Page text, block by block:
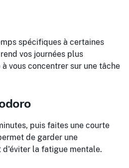
spécifiques à certaines
vos journées plus
vous concentrer sur une tâche
puis faites une courte
de garder une
la fatigue mentale.